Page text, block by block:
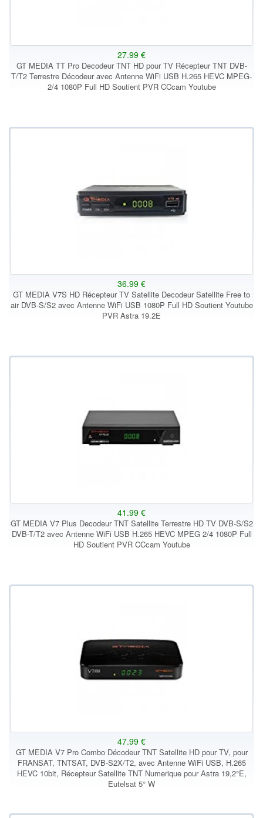
27.99 €
GT MEDIA TT Pro Decodeur TNT HD pour TV Récepteur TNT DVB-
T/T2 Terrestre Décodeur avec Antenne WiFi USB H.265 HEVC MPEG-
2/4 1080P Full HD Soutient PVR CCcam Youtube
36.99 €
GT MEDIA V7S HD Récepteur TV Satellite Decodeur Satellite Free to
air DVB-S/S2 avec Antenne WiFi USB 1080P Full HD Soutient Youtube
PVR Astra 19.2E
41.99 €
GT MEDIA V7 Plus Decodeur TNT Satellite Terrestre HD TV DVB-S/S2
DVB-T/T2 avec Antenne WiFi USB H.265 HEVC MPEG 2/4 1080P Full
HD Soutient PVR CCcam Youtube
47.99 €
GT MEDIA V7 Pro Combo Décodeur TNT Satellite HD pour TV, pour
FRANSAT, TNTSAT, DVB-S2X/T2, avec Antenne WiFi USB, H.265
HEVC 10bit, Récepteur Satellite TNT Numerique pour Astra 19,2°E,
Eutelsat 5° W